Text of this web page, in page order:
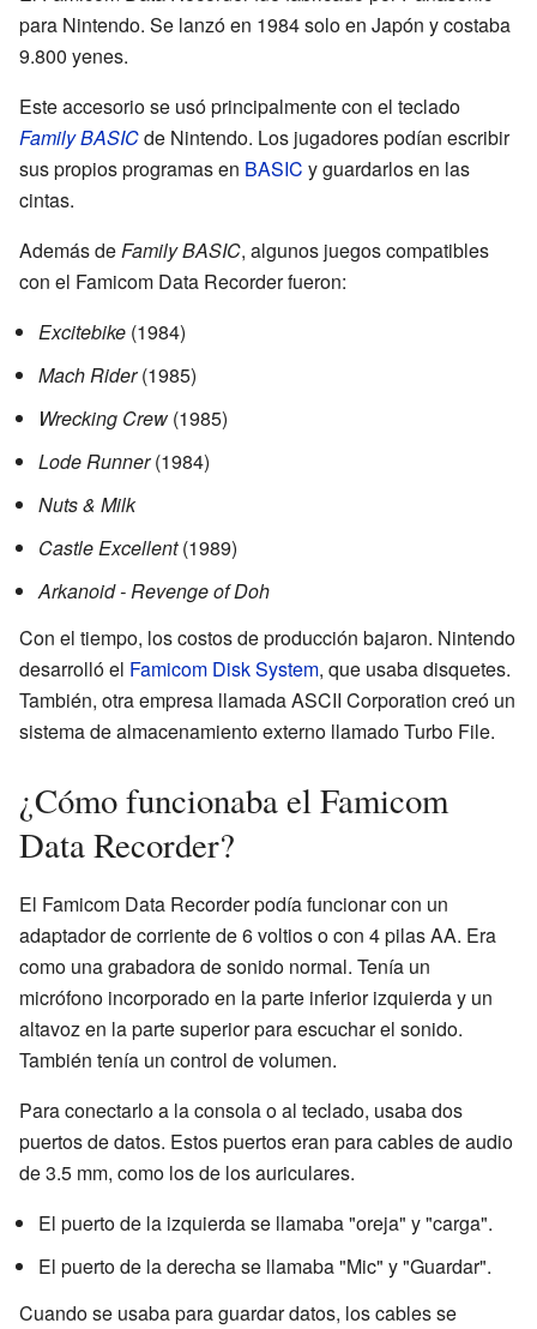
para Nintendo. Se lanzó en 1984 solo en Japón y costaba
9.800 yenes.
Este accesorio se usó principalmente con el teclado
Family BASICde Nintendo. Los jugadores podían escribir
sus propios programas en BASIC y guardarlos en las
cintas.
Además deFamily BASIC, algunos juegos compatibles
con el Famicom Data Recorder fueron:
Excitebike (1984)
Mach Rider(1985)
Wrecking Crew (1985)
Lode Runner(1984)
Nuts & Milk
Castle Excellent(1989)
Arkanoid - Revenge of Doh
Con el tiempo, los costos de producción bajaron. Nintendo
desarrolló el Famicom Disk System, que usaba disquetes.
También, otra empresa llamada ASCII Corporation creó un
sistema de almacenamiento externo llamado Turbo File.
¿Cómo funcionaba el Famicom
Data Recorder?
El Famicom Data Recorder podía funcionar con un
adaptador de corriente de 6 voltios o con 4 pilas AA. Era
como una grabadora de sonido normal. Tenía un
micrófono incorporado en la parte inferior izquierda y un
altavoz en la parte superior para escuchar el sonido.
También tenía un control de volumen.
Para conectarlo a la consola o al teclado, usaba dos
puertos de datos. Estos puertos eran para cables de audio
de 3.5 mm, como los de los auriculares.
El puerto de la izquierda se llamaba "oreja" y "carga".
El puerto de la derecha se llamaba "Mic" y "Guardar".
Cuando se usaba para guardar datos, los cables se